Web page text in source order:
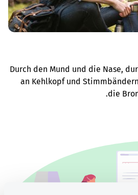
Durch den Mund und die Nase,
an Kehlkopf und
die